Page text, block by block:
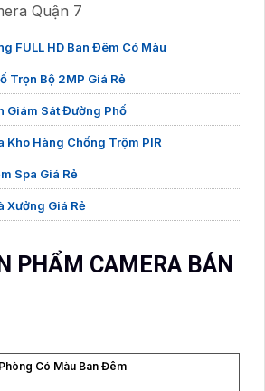
Quận 7
FULL HD Ban Đêm Có Màu
Trọn Bộ 2MP Giá Rẻ
Giám Sát Đường Phố
Kho Hàng Chống Trộm PIR
Spa Giá Rẻ
Xưởng Giá Rẻ
PHẨM CAMERA BÁN
Có Màu Ban Đêm